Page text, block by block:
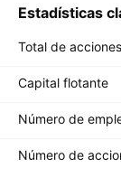
Estadísticas
Capital flotante
Número de
Número de